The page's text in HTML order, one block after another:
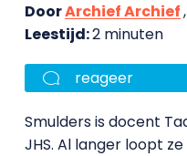
DoorArchief Archief
Leestijd:2 minuten
reageer
Smulders is docent
JHS. Al langer loopt